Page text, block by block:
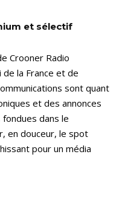
et sélectif
Crooner Radio
la France et de
sont quant
et des annonces
dans le
en douceur, le spot
pour un média